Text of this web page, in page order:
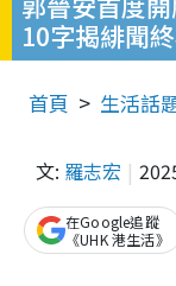
10字揭緋聞
首頁 生活話
文: 羅志宏
在Google追蹤
《UHK 港生活》